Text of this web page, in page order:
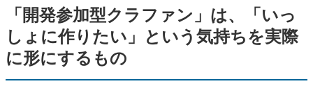
「開発参加型クラファン」は、「いっ
しょに作りたい」という気持ちを実際
に形にするもの